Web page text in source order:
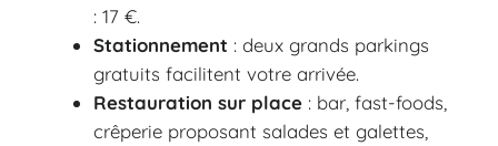
: 17 €.
Stationnement : deux grands parkings
gratuits facilitent votre arrivée.
Restauration sur place: bar, fast-foods,
crêperie proposant salades et galettes,